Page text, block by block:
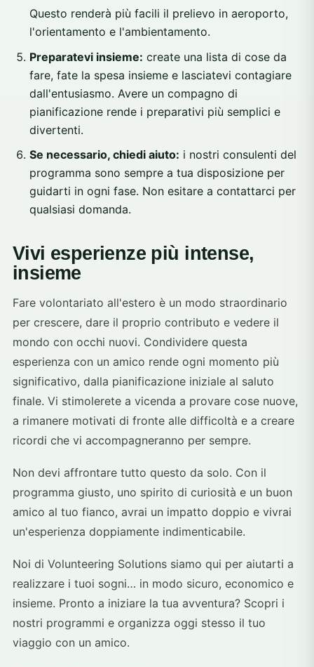
Questo renderà più facili il prelievo in aeroporto,
l'orientamento e l'ambientamento.
Preparatevi insieme: create una lista di cose da
fare, fate la spesa insieme e lasciatevi contagiare
dall'entusiasmo. Avere un compagno di
pianificazione rende i preparativi più semplici e
divertenti.
Se necessario, chiedi aiuto: i nostri consulenti del
programma sono sempre a tua disposizione per
guidarti in ogni fase. Non esitare a contattarci per
qualsiasi domanda.
Vivi esperienze più intense,
insieme
Fare volontariato all'estero è un modo straordinario
per crescere, dare il proprio contributo e vedere il
mondo con occhi nuovi. Condividere questa
esperienza con un amico rende ogni momento più
significativo, dalla pianificazione iniziale al saluto
finale. Vi stimolerete a vicenda a provare cose nuove,
a rimanere motivati di fronte alle difficoltà e a creare
ricordi che vi accompagneranno per sempre.
Non devi affrontare tutto questo da solo. Con il
programma giusto, uno spirito di curiosità e un buon
amico al tuo fianco, avrai un impatto doppio e vivrai
un'esperienza doppiamente indimenticabile.
Noi di Volunteering Solutions siamo qui per aiutarti a
realizzare i tuoi sogni… in modo sicuro, economico e
insieme. Pronto a iniziare la tua avventura? Scopri i
nostri programmi e organizza oggi stesso il tuo
viaggio con un amico.